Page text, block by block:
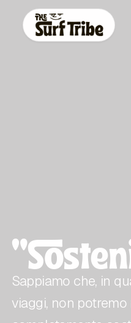
Sappiamo che, in
viaggi, non potremo